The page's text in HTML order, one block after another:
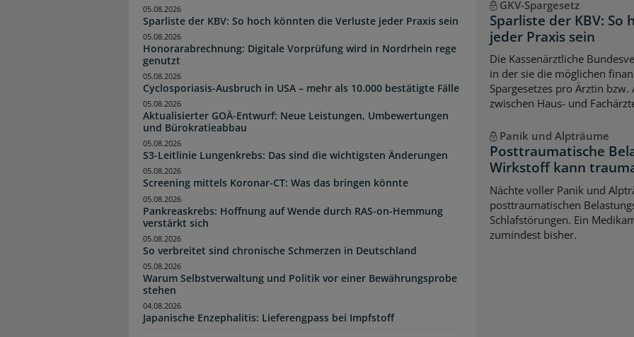
Sparliste der KBV: So hoch könnten die Verluste jeder Praxis sein
05.08.2026
Honorarabrechnung: Digitale Vorprüfung wird in Nordrhein rege
genutzt
05.08.2026
Cyclosporiasis-Ausbruch in USA – mehr als 10.000 bestätigte Fälle
05.08.2026
Aktualisierter GOÄ-Entwurf: Neue Leistungen, Umbewertungen
und Bürokratieabbau
05.08.2026
S3-Leitlinie Lungenkrebs: Das sind die wichtigsten Änderungen
05.08.2026
Screening mittels Koronar-CT: Was das bringen könnte
05.08.2026
Pankreaskrebs: Hoffnung auf Wende durch RAS-on-Hemmung
verstärkt sich
05.08.2026
So verbreitet sind chronische Schmerzen in Deutschland
05.08.2026
Warum Selbstverwaltung und Politik vor einer Bewährungsprobe
stehen
05.08.2026
Japanische Enzephalitis: Lieferengpass bei Impfstoff
04.08.2026
GKV-Spargesetz
Sparliste der KBV:
jeder Praxis sein
Die Kassenärztliche
in der sie die möglichen
Spargesetzes pro Ärztin
zwischen Haus- und
Panik und Alpträume
Posttraumatische
Wirkstoff kann
Nächte voller Panik und
posttraumatischen
Schlafstörungen. Ein
zumindest bisher.